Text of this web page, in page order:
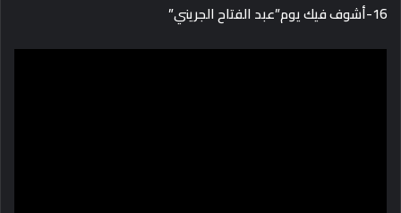
16-أشوف فيك يوم”عبد الفتاح الجريني”